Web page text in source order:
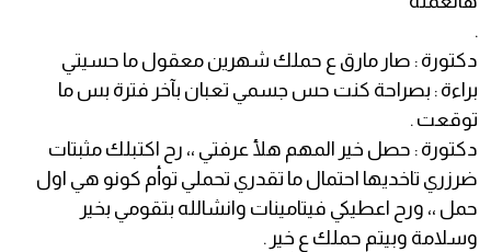
.
دكتورة : صار مارق ع حملك شهرين معقول ما حسيتي
براءة : بصراحة كنت حس جسمي تعبان بآخر فترة بس ما
توقعت .
دكتورة : حصل خير المهم هلأ عرفتي ،، رح اكتبلك مثبتات
ضرزري تاخديها احتمال ما تقدري تحملي توأم كونو هي اول
حمل ،، ورح اعطيكي فيتامينات وانشالله بتقومي بخير
وسلامة وبيتم حملك ع خير .